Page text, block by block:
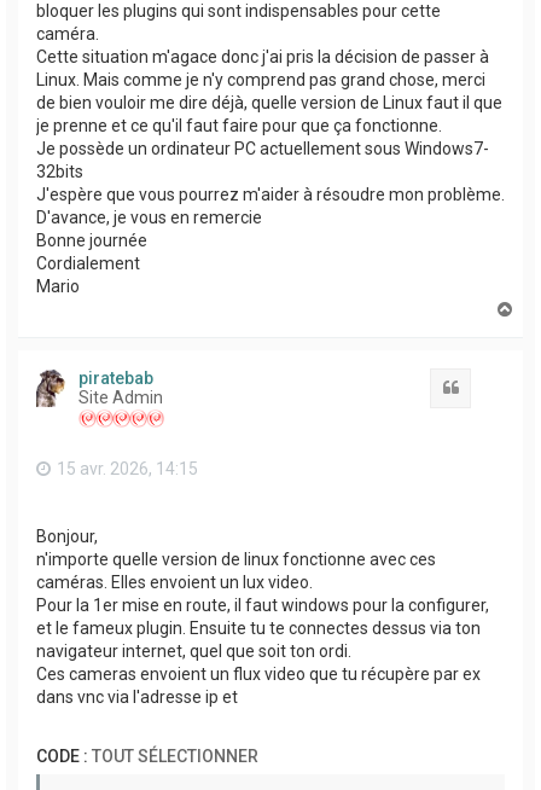
bloquer les plugins qui sont indispensables pour cette
caméra.
Cette situation m'agace donc j'ai pris la décision de passer à
Linux. Mais comme je n'y comprend pas grand chose, merci
de bien vouloir me dire déjà, quelle version de Linux faut il que
je prenne et ce qu'il faut faire pour que ça fonctionne.
Je possède un ordinateur PC actuellement sous Windows7-
32bits
J'espère que vous pourrez m'aider à résoudre mon problème.
D'avance, je vous en remercie
Bonne journée
Cordialement
Mario
piratebab
Site Admin
15 avr. 2026, 14:15
Bonjour,
n'importe quelle version de linux fonctionne avec ces
caméras. Elles envoient un lux video.
Pour la 1er mise en route, il faut windows pour la configurer,
et le fameux plugin. Ensuite tu te connectes dessus via ton
navigateur internet, quel que soit ton ordi.
Ces cameras envoient un flux video que tu récupère par ex
dans vnc via l'adresse ip et
CODE : TOUT SÉLECTIONNER